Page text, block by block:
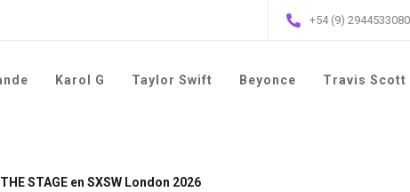
+54 (9) 2944533080
Karol G Taylor Swift Beyonce Travis Scott
STAGE en SXSW London 2026